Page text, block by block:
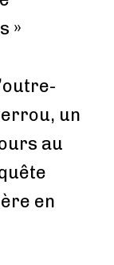
»
un
au
en